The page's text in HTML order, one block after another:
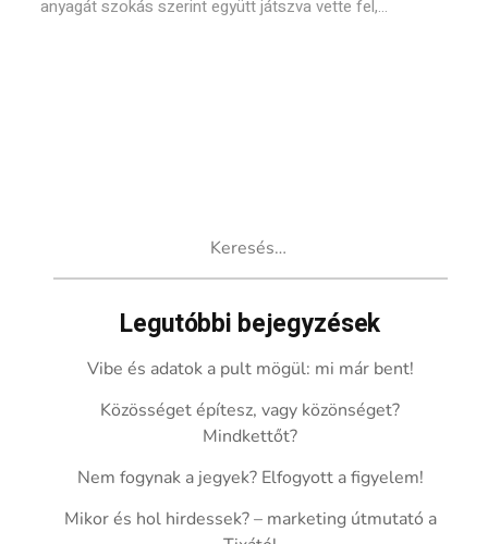
anyagát szokás szerint együtt játszva vette fel,...
Legutóbbi bejegyzések
Vibe és adatok a pult mögül: mi már bent!
Közösséget építesz, vagy közönséget?
Mindkettőt?
Nem fogynak a jegyek? Elfogyott a figyelem!
Mikor és hol hirdessek? – marketing útmutató a